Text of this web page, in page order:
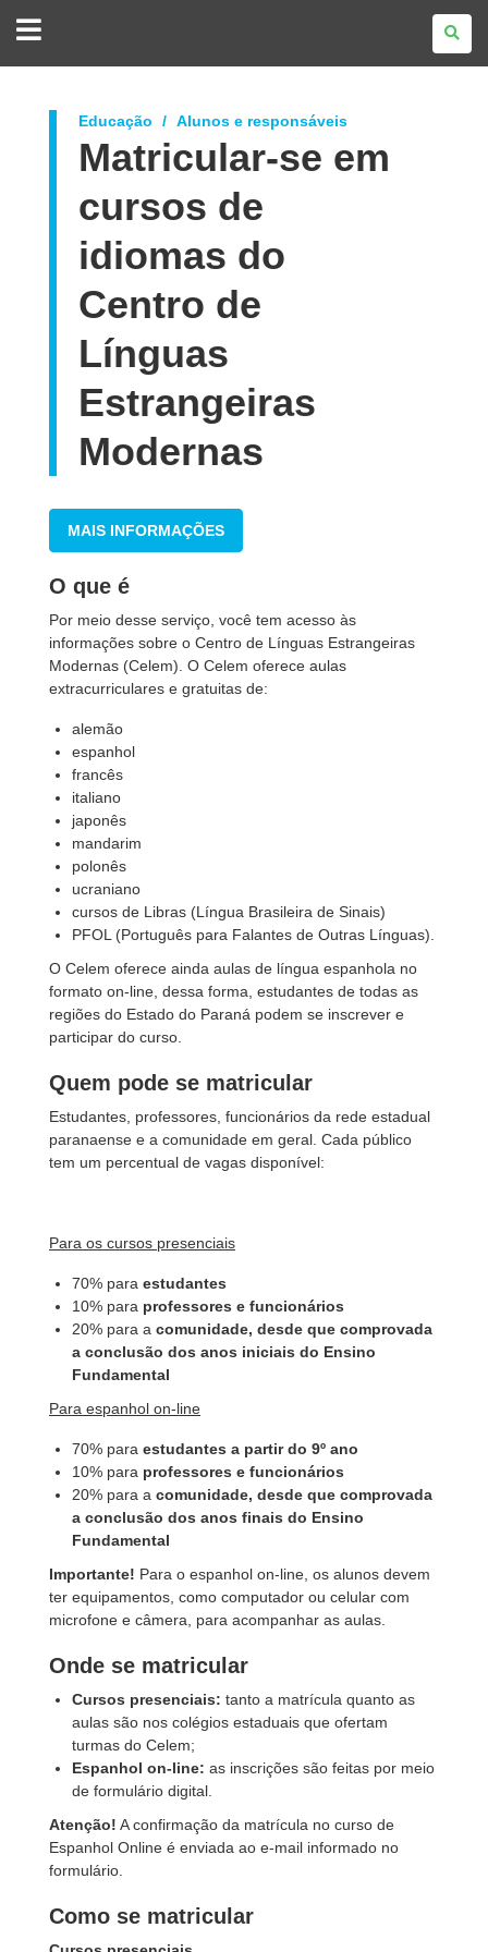
DO
Educação Alunos e responsáveis
Matricular-se em
cursos de
idiomas do
Centro de
Línguas
Estrangeiras
Modernas
MAIS INFORMAÇÕES
O que é
Por meio desse serviço, você tem acesso às
informações sobre o Centro de Línguas Estrangeiras
Modernas (Celem). O Celem oferece aulas
extracurriculares e gratuitas de:
alemão
espanhol
francês
italiano
japonês
mandarim
polonês
ucraniano
cursos de Libras (Língua Brasileira de Sinais)
PFOL (Português para Falantes de Outras Línguas).
O Celem oferece ainda aulas de língua espanhola no
formato on-line, dessa forma, estudantes de todas as
regiões do Estado do Paraná podem se inscrever e
participar do curso.
Quem pode se matricular
Estudantes, professores, funcionários da rede estadual
paranaense e a comunidade em geral. Cada público
tem um percentual de vagas disponível:
Para os cursos presenciais
70% paraestudantes
10% para professores e funcionários
20% para acomunidade, desde que comprovada
a conclusão dos anos iniciais do Ensino
Fundamental
Para espanhol on-line
70% paraestudantes a partir do 9º ano
10% para professores e funcionários
20% para acomunidade, desde que comprovada
a conclusão dos anos finais do Ensino
Fundamental
Importante! Para o espanhol on-line, os alunos devem
ter equipamentos, como computador ou celular com
microfone e câmera, para acompanhar as aulas.
Onde se matricular
Cursos presenciais: tanto a matrícula quanto as
aulas são nos colégios estaduais que ofertam
turmas do Celem;
Espanhol on-line: as inscrições são feitas por meio
de formulário digital.
Atenção! A confirmação da matrícula no curso de
Espanhol Online é enviada ao e-mail informado no
formulário.
Como se matricular